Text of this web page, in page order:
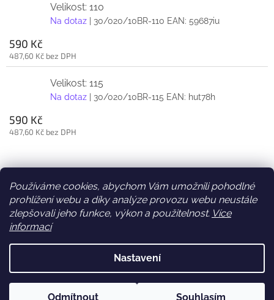
Používáme cookies, abychom Vám umožnili pohodlné
prohlížení webu a díky analýze provozu webu neustále
zlepšovali jeho funkce, výkon a použitelnost. Více
informací
Nastavení
Odmítnout Souhlasím
Velikost: 110
Na dotaz | 30/020/10BR-110 EAN: 59687iu
590 Kč
487,60 Kč bez DPH
Velikost: 115
Na dotaz | 30/020/10BR-115 EAN: hut78h
590 Kč
487,60 Kč bez DPH
Z
Facebook Věrnostní slevy
Elegancedoruky.cz
Upravit nastavení cookies